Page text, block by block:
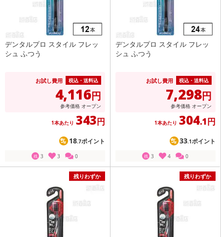
デンタルプロ スタイル フレッ
シュ ふつう
お試し費用 税込・送料込
4,116円
参考価格 オープン
1本あたり 343円
18.7ポイント
残 3 3 0
デンタルプロ スタイル フレッ
シュ ふつう
お試し費用 税込・送料込
7,298円
参考価格 オープン
1本あたり 304.1円
33.1ポイント
残 3 4 0
残りわずか 残りわずか